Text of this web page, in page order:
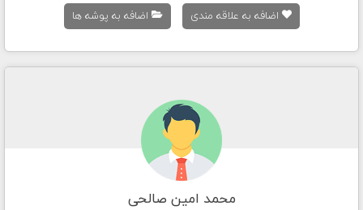
اضافه به علاقه مندی اضافه به پوشه ها
محمد امین صالحی